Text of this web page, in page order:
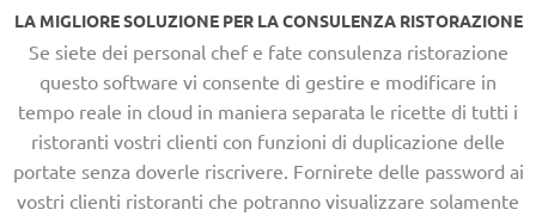
LA MIGLIORE SOLUZIONE PER LA CONSULENZA RISTORAZIONE
Se siete dei personal chef e fate consulenza ristorazione
questo software vi consente di gestire e modificare in
tempo reale in cloud in maniera separata le ricette di tutti i
ristoranti vostri clienti con funzioni di duplicazione delle
portate senza doverle riscrivere. Fornirete delle password ai
vostri clienti ristoranti che potranno visualizzare solamente